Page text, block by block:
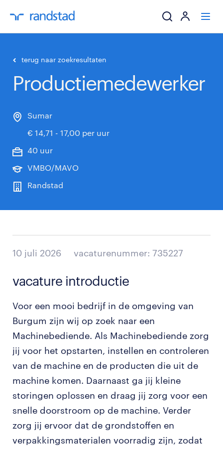
werkgevers
terug naar zoekresultaten
Productiemedewerker
Sumar
€ 14,71 - 17,00 per uur
40 uur
VMBO/MAVO
Randstad
10 juli 2026 vacaturenummer: 735227
vacature introductie
Voor een mooi bedrijf in de omgeving van
Burgum zijn wij op zoek naar een
Machinebediende. Als Machinebediende zorg
jij voor het opstarten, instellen en controleren
van de machine en de producten die uit de
machine komen. Daarnaast ga jij kleine
storingen oplossen en draag jij zorg voor een
snelle doorstroom op de machine. Verder
zorg jij ervoor dat de grondstoffen en
verpakkingsmaterialen voorradig zijn, zodat